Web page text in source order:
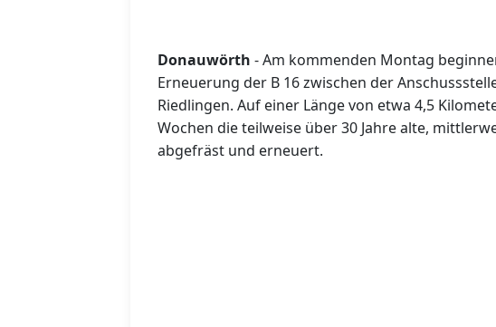
Donauwörth - Am kommenden Montag
Erneuerung der B 16 zwischen der
Riedlingen. Auf einer Länge von etwa 4,5
Wochen die teilweise über 30 Jahre alte,
abgefräst und erneuert.